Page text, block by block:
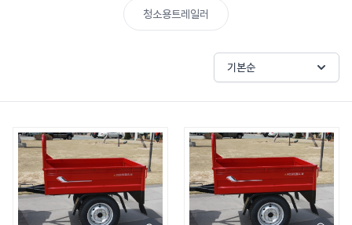
청소용트레일러
기본순